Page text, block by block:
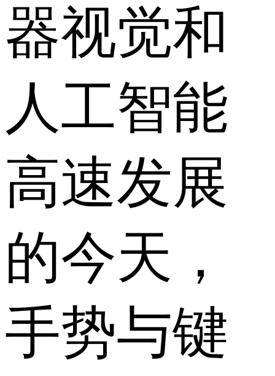
器视觉和
人工智能
高速发展
的今天，
手势与键